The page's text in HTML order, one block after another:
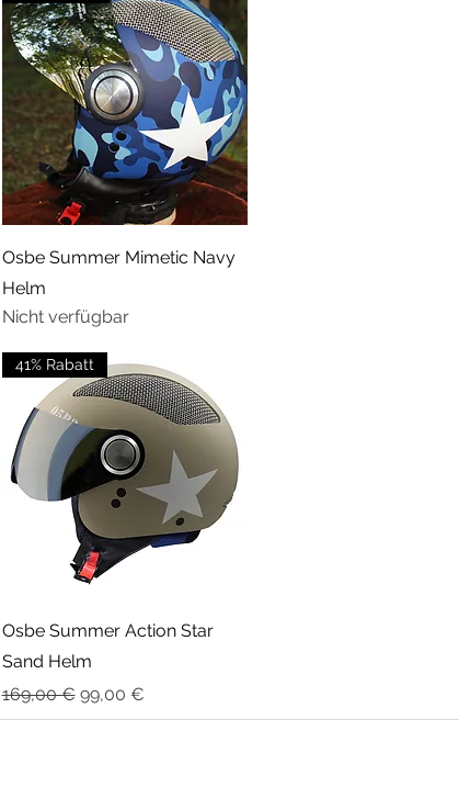
Schnellansicht
Osbe Summer Mimetic Navy
Helm
Nicht verfügbar
Schnellansicht
41% Rabatt
Osbe Summer Action Star
Sand Helm
Standardpreis
169,00 € Sale-Preis
99,00 €